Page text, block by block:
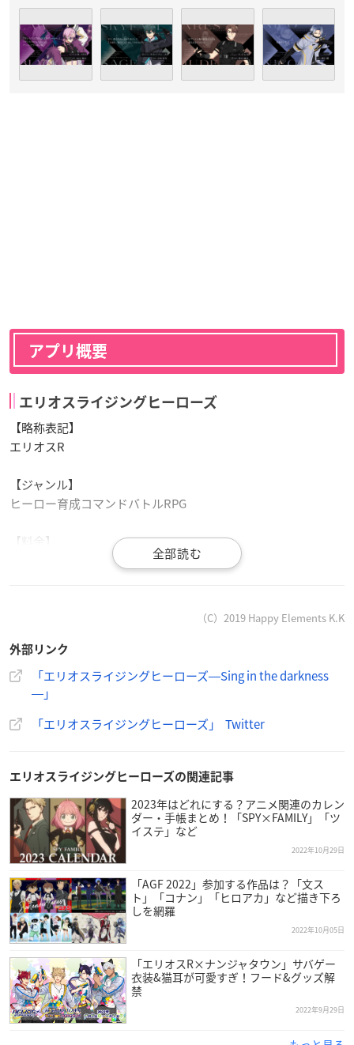
アプリ概要
エリオスライジングヒーローズ
【略称表記】
エリオスR
【ジャンル】
ヒーロー育成コマンドバトルRPG
【料金】
無料（アイテム課金あり）
▼ダウンロードはこちら
iOS
Android
―Sing in the darkness―
ストーリーに登場する新『ヒーロー』4人をご紹介します！
—— #セイジ・スカイフォール (CV:#堀
江瞬)#ジュード・アレス
V:#田丸篤志)
——#エリオスRpic.twitter.com/2Io1DBlpXA
— エリオスライジングヒーローズ【公式】 (@helios_ch)F
ebruary 1, 2023
【お知らせ】#エリオスR2・5周年
イトヒーロー特別生配信
（C）2019 Happy Elements K.K
外部リンク
「エリオスライジングヒーローズ―Sing in the darkness
―」
「エリオスライジングヒーローズ」 Twitter
エリオスライジングヒーローズの関連記事
2023年はどれにする？アニメ関連のカレン
ダー・手帳まとめ！「SPY×FAMILY」「ツ
イステ」など
2022年10月29日
「AGF 2022」参加する作品は？「文ス
ト」「コナン」「ヒロアカ」など描き下ろ
しを網羅
2022年10月05日
「エリオスR×ナンジャタウン」サバゲー
衣装&猫耳が可愛すぎ！フード&グッズ解
禁
2022年9月29日